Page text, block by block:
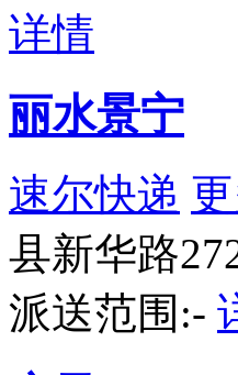
详情
丽水景宁
速尔快递
县新华路
派送范围:-